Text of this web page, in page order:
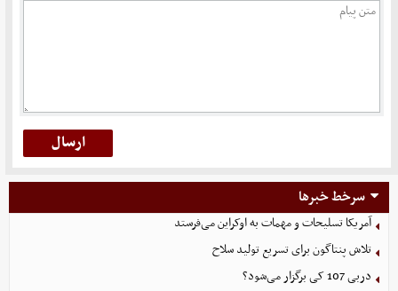
سرخط خبرها
آمریکا تسلیحات و مهمات به اوکراین می‌فرستد
تلاش پنتاگون برای تسریع تولید سلاح
دربی 107 کی برگزار می‌شود؟